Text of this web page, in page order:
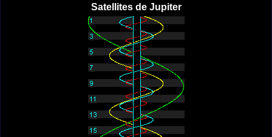
Satellites de Jupiter